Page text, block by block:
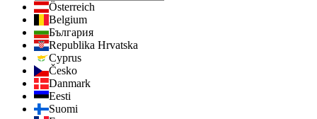
Österreich
Belgium
България
Republika Hrvatska
Cyprus
Česko
Danmark
Eesti
Suomi